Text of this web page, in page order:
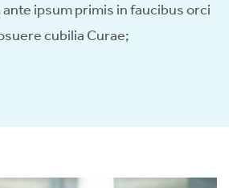
ipsum primis in faucibus orci
cubilia Curae;